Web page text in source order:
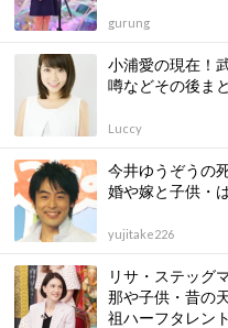
gurung
小浦愛の現在！
噂などその後ま
Luccy
今井ゆうぞうの
婚や嫁と子供・
yujitake226
リサ・ステッグ
那や子供・昔の
祖ハーフタレント